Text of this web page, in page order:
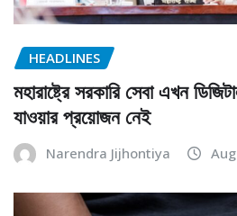
HEADLINES
মহারাষ্ট্রে সরকারি সেবা এখন
যাওয়ার প্রয়োজন নেই
Narendra Jijhontiya